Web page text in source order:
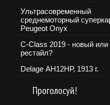
Ультрасовременный
среднемоторный
Peugeot Onyx
C-Class 2019 - новый или
рестайл?
Delage АН12НР, 1913 г.
Проголосуй!